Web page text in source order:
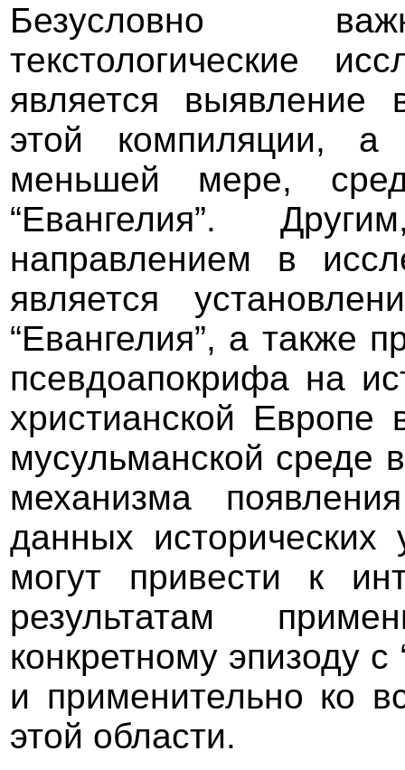
Безусловно
текстологические
является выявление
этой компиляции,
меньшей мере,
“Евангелия”.
направлением в
является
“Евангелия”, а также
псевдоапокрифа на
христианской
мусульманской среде
механизма
данных
могут привести к
результатам
конкретному эпизоду
и применительно ко
этой области.